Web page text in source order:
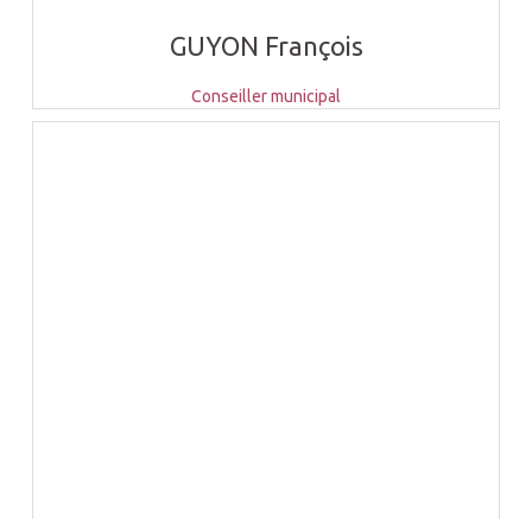
GUYON François
Conseiller municipal